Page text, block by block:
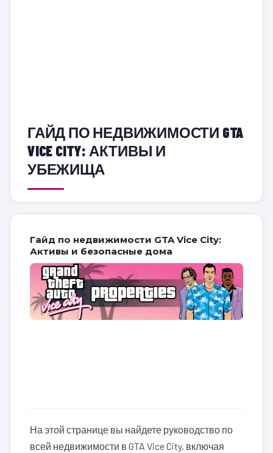
ГАЙД ПО НЕДВИЖИМОСТИ GTA
VICE CITY: АКТИВЫ И
УБЕЖИЩА
Гайд по недвижимости GTA Vice City:
Активы и безопасные дома
На этой странице вы найдете руководство по
всей недвижимости в GTA Vice City, включая